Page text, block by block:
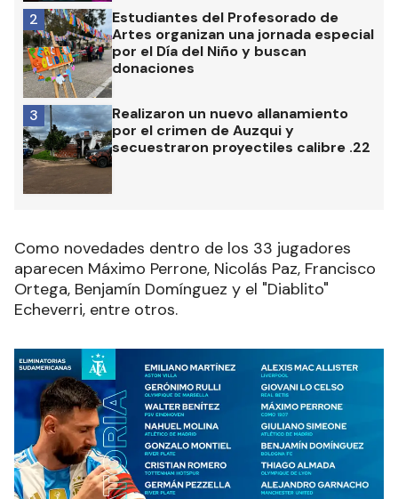
Estudiantes del Profesorado de
Artes organizan una jornada especial
por el Día del Niño y buscan
donaciones
2
Realizaron un nuevo allanamiento
por el crimen de Auzqui y
secuestraron proyectiles calibre .22
3
Como novedades dentro de los 33 jugadores
aparecen Máximo Perrone, Nicolás Paz, Francisco
Ortega, Benjamín Domínguez y el "Diablito"
Echeverri, entre otros.